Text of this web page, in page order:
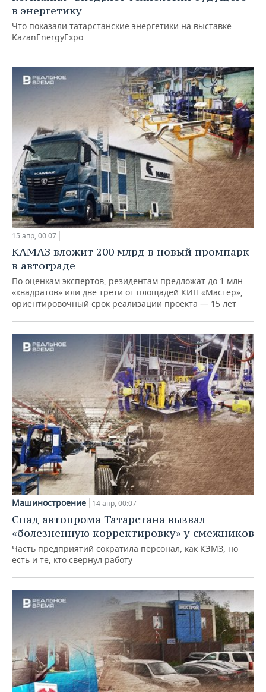
в энергетику
Что показали татарстанские энергетики на выставке
KazanEnergyExpo
15 апр, 00:07
КАМАЗ вложит 200 млрд в новый промпарк
в автограде
По оценкам экспертов, резидентам предложат до 1 млн
«квадратов» или две трети от площадей КИП «Мастер»,
ориентировочный срок реализации проекта — 15 лет
Машиностроение 14 апр, 00:07
Спад автопрома Татарстана вызвал
«болезненную корректировку» у смежников
Часть предприятий сократила персонал, как КЭМЗ, но
есть и те, кто свернул работу